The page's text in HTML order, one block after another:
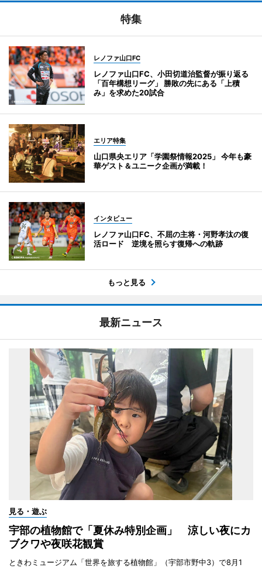
特集
レノファ山口FC
レノファ山口FC、小田切道治監督が振り返る
「百年構想リーグ」 勝敗の先にある「上積
み」を求めた20試合
エリア特集
山口県央エリア「学園祭情報2025」 今年も豪
華ゲスト＆ユニーク企画が満載！
インタビュー
レノファ山口FC、不屈の主将・河野孝汰の復
活ロード 逆境を照らす復帰への軌跡
もっと見る
最新ニュース
見る・遊ぶ
宇部の植物館で「夏休み特別企画」 涼しい夜にカ
ブクワや夜咲花観賞
ときわミュージアム「世界を旅する植物館」（宇部市野中3）で8月1